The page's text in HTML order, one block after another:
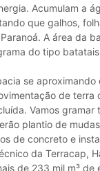
Acumulam a
que galhos,
A área da
do tipo
se aproximando
de terra
Vamos gramar
plantio de
de concreto e
da Terracap,
de 233 mil m³ de